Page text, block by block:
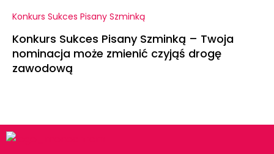
Konkurs Sukces Pisany Szminką
Konkurs Sukces Pisany Szminką – Twoja
nominacja może zmienić czyjąś drogę
zawodową